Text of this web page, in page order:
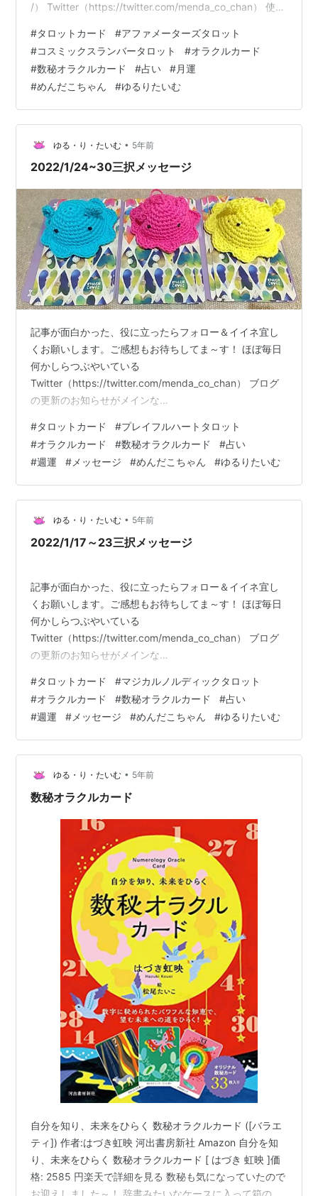
/） Twitter（https://twitter.com/menda_co_chan） 使っ
飛べます） アファメーターズタロット【Affirmators!
Tarot】 数秘オラクルカード コスミック スランバー タロ
ット【The Cosmic Slumber Tarot】 「今、目覚めのと
き」 …
#タロットカード #アファメーターズタロット
#コスミックスランバータロット #オラクルカード
#数秘オラクルカード #占い #月運
#めんだこちゃん #ゆるりたいむ
ゆる・り・たいむ • 5年前
2022/1/24~30三択メッセージ
記事が面白かった、役に立ったらフォロー＆イイネ宜し
くお願いします。ご感想もお待ちしてま～す！ ほぼ毎日
何かしらつぶやいている
Twitter（https://twitter.com/menda_co_chan） ブログ
の更新のお知らせがメインな
/） 使ったカード（👇カード名をクリックでカードの紹介
ページに飛べます） プレイフルハートタロット
【PLAYFUL HEART TAROT】 数秘オラクルカード 左か
ら青、ピンク、黄色めんだこーずです 記事：2022年１月
メッセージこちらも合わせて参考にどうぞ
#タロットカード #プレイフルハートタロット
#オラクルカード #数秘オラクルカード #占い
#週運 # メッセージ #めんだこちゃん #ゆるりたいむ
ゆる・り・たいむ • 5年前
2022/1/17～23三択メッセージ
記事が面白かった、役に立ったらフォロー＆イイネ宜し
くお願いします。ご感想もお待ちしてま～す！ ほぼ毎日
何かしらつぶやいている
Twitter（https://twitter.com/menda_co_chan） ブログ
の更新のお知らせがメインな
/） 使ったカード（👇カード名をクリックでカードの紹介
ページに飛べます） 数秘オラクルカード マジカル・ノル
ディックタロット【The Magical Nordic Tarot】 左から
ピンク、黄色、青めんだこーずです 記事：2022年１月メ
ッセージこちらも合わ…
#タロットカード #マジカルノルディックタロット
#オラクルカード #数秘オラクルカード #占い
#週運 # メッセージ #めんだこちゃん #ゆるりたいむ
ゆる・り・たいむ • 5年前
数秘オラクルカード
自分を知り、未来をひらく 数秘オラクルカード ([バラエ
ティ]) 作者:はづき虹映 河出書房新社 Amazon 自分を知
り、未来をひらく 数秘オラクルカード [ はづき 虹映 ]価
格: 2585 円楽天で詳細を見る 数秘も気になっていたので
お迎えしました～！ 辞書みたいなケースに入って箱の中